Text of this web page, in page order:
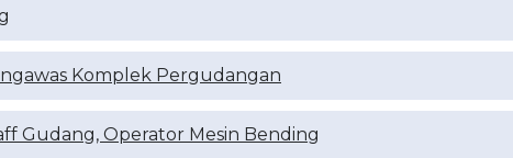
Komplek Pergudangan
Gudang, Operator Mesin Bending